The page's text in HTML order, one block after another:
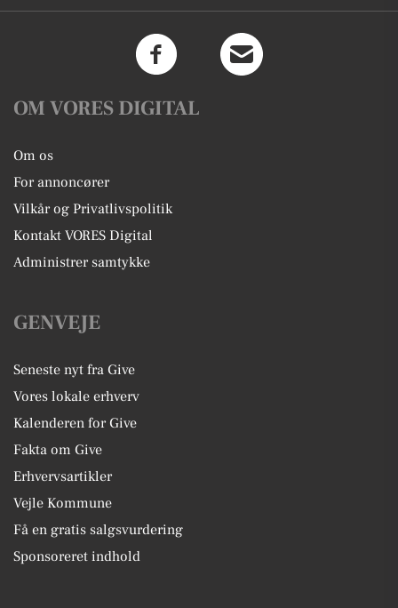
OM VORES DIGITAL
Om os
For annoncører
Vilkår og Privatlivspolitik
Kontakt VORES Digital
Administrer samtykke
GENVEJE
Seneste nyt fra Give
Vores lokale erhverv
Kalenderen for Give
Fakta om Give
Erhvervsartikler
Vejle Kommune
Få en gratis salgsvurdering
Sponsoreret indhold